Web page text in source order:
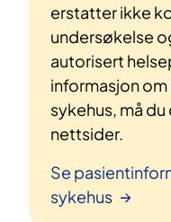
erstatter ikke
undersøkelse
autorisert
informasjon
sykehus, må
nettsider.
Se
sykehus